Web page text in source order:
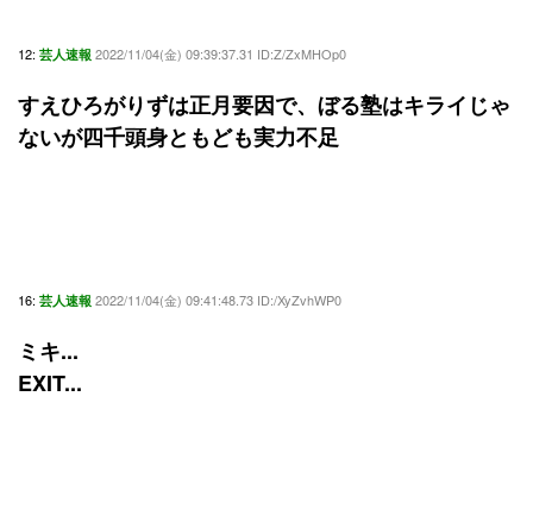
12: 芸人速報 2022/11/04(金) 09:39:37.31 ID:Z/ZxMHOp0
すえひろがりずは正月要因で、ぼる塾はキライじゃ
ないが四千頭身ともども実力不足
16: 芸人速報 2022/11/04(金) 09:41:48.73 ID:/XyZvhWP0
ミキ...
EXIT...